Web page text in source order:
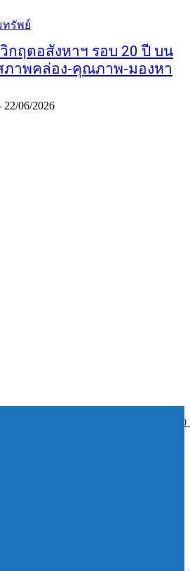
ทรัพย์
กฤตอสังหาฯ รอบ 20 ปี บน
สภาพคล่อง-คุณภาพ-มองหา
22/06/2026
บรับหุ้นกู้เกินเป้าหมาย ระดมทุนสำเร็จ